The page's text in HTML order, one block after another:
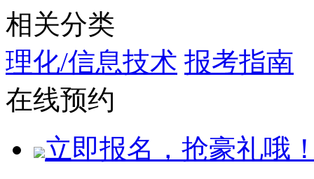
相关分类
理化/信息技术 报考指南
在线预约
立即报名，抢豪礼哦